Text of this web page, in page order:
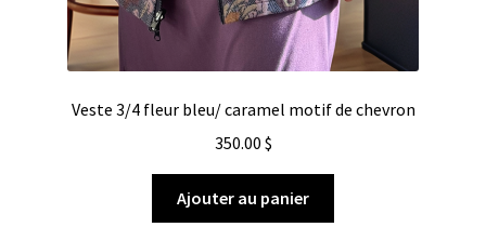
Veste 3/4 fleur bleu/ caramel motif de chevron
350.00 $
Ajouter au panier